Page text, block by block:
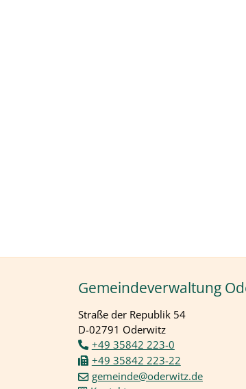
Gemeindeverwaltung
Straße der Republik 54
D-02791 Oderwitz
+49 35842 223-0
+49 35842 223-22
gemeinde@oderwitz.de